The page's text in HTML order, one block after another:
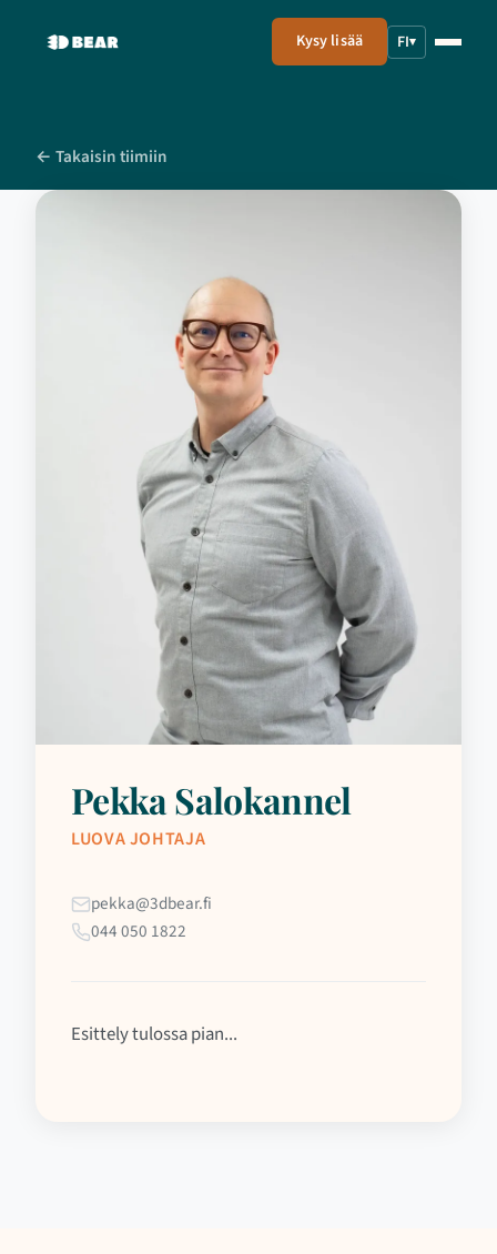
Kysy lisää FI▾
← Takaisin tiimiin
Pekka Salokannel
LUOVA JOHTAJA
pekka@3dbear.fi
044 050 1822
Esittely tulossa pian...